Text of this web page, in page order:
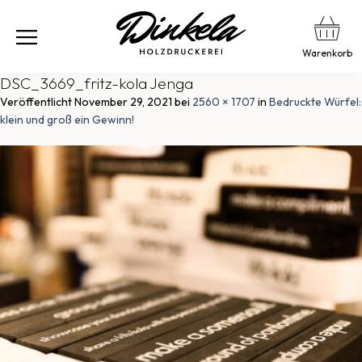
Warenkorb
DSC_3669_fritz-kola Jenga
VeröffentlichtNovember 29, 2021 bei 2560 × 1707 in Bedruckte Würfel:
klein und groß ein Gewinn!